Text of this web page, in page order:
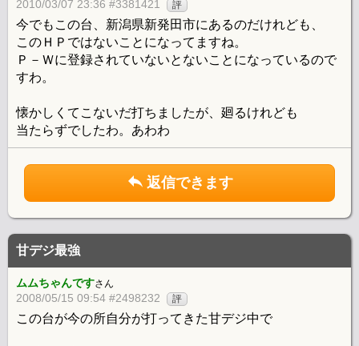
2010/03/07 23:36 #3381421 評
今でもこの台、新潟県新発田市にあるのだけれども、
このＨＰではないことになってますね。
Ｐ－Ｗに登録されていないとないことになっているので
すわ。
懐かしくてこないだ打ちましたが、廻るけれども
当たらずでしたわ。あわわ
返信できます
甘デジ最強
ムムちゃんですさん
2008/05/15 09:54 #2498232 評
この台が今の所自分が打ってきた甘デジ中で